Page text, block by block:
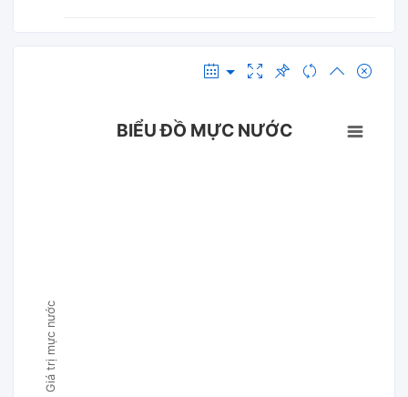
Giá trị mực nước
BIỂU ĐỒ MỰC NƯỚC